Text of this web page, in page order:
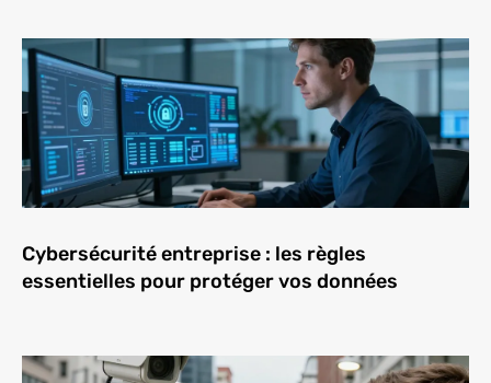
Cybersécurité entreprise : les règles
essentielles pour protéger vos données